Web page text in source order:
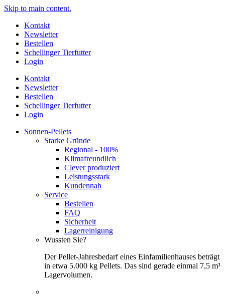
Skip to main content.
Kontakt
Newsletter
Bestellen
Schellinger Tierfutter
Login
Kontakt
Newsletter
Bestellen
Schellinger Tierfutter
Login
Sonnen-Pellets
Starke Gründe
Regional - 100%
Klimafreundlich
Clever produziert
Leistungsstark
Kundennah
Service
Bestellen
FAQ
Sicherheit
Lagerreinigung
Wussten Sie?
Der Pellet-Jahresbedarf eines Einfamilienhauses beträgt
in etwa 5.000 kg Pellets. Das sind gerade einmal 7,5 m³
Lagervolumen.